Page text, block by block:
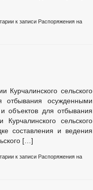
к записи Распоряжения на
Курчалинского сельского
осужденными
объектов для отбывания
сельского
составления и ведения
[…]
к записи Распоряжения на